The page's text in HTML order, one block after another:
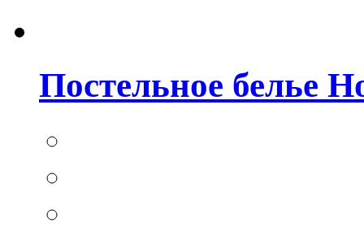
Постельное белье